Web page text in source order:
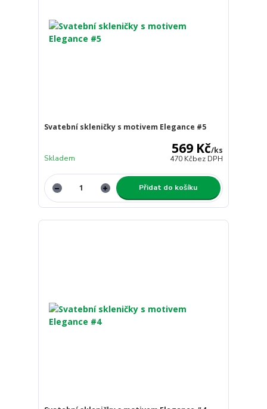
Svatební skleničky s motivem Elegance #5
569 Kč/ks
470 Kčbez DPH
Skladem
Přidat do košíku